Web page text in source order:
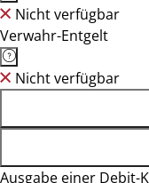
Nicht verfügbar
Verwahr-Entgelt
Nicht verfügbar
Ausgabe einer Debit-